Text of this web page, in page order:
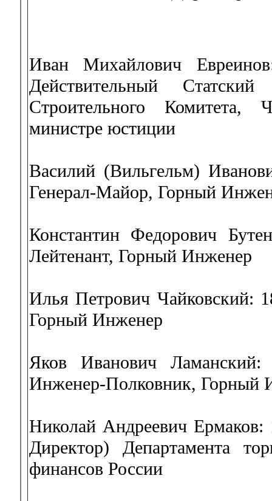
Иван Михайлович
Действительный
Строительного
министре юстиции
Василий (Вильгельм)
Генерал-Майор, Горный
Константин Федорович
Лейтенант, Горный Инженер
Илья Петрович Чайковский:
Горный Инженер
Яков Иванович
Инженер-Полковник, Горный
Николай Андреевич
Директор) Департамента
финансов России